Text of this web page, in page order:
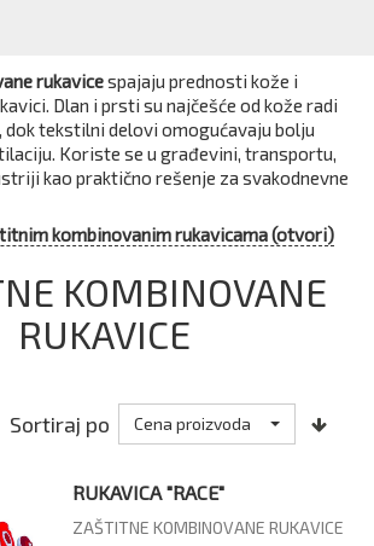
rukavicespajaju prednosti kože i
Dlan i prsti su najčešće od kože radi
dok tekstilni delovi omogućavaju bolju
Koriste se u građevini, transportu,
kao praktično rešenje za svakodnevne
kombinovanim rukavicama (otvori)
KOMBINOVANE
RUKAVICE
Sortiraj po Cena proizvoda
RUKAVICA "RACE"
ZAŠTITNE KOMBINOVANE RUKAVICE